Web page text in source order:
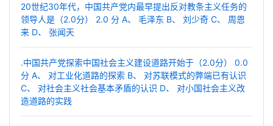
20世纪30年代，中国共产党内最早提出反对教条主义任务的
领导人是（2.0分） 2.0 分 A、 毛泽东 B、 刘少奇 C、 周恩
来 D、 张闻天
.中国共产党探索中国社会主义建设道路开始于（2.0分） 0.0
分 A、 对工业化道路的探索 B、 对苏联模式的弊端已有认识
C、 对社会主义社会基本矛盾的认识 D、 对小国社会主义改
造道路的实践